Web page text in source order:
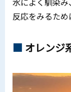
反応をみるため
オレンジ